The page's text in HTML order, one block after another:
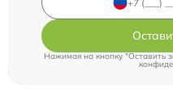
Нажимая на кнопку "Оставить